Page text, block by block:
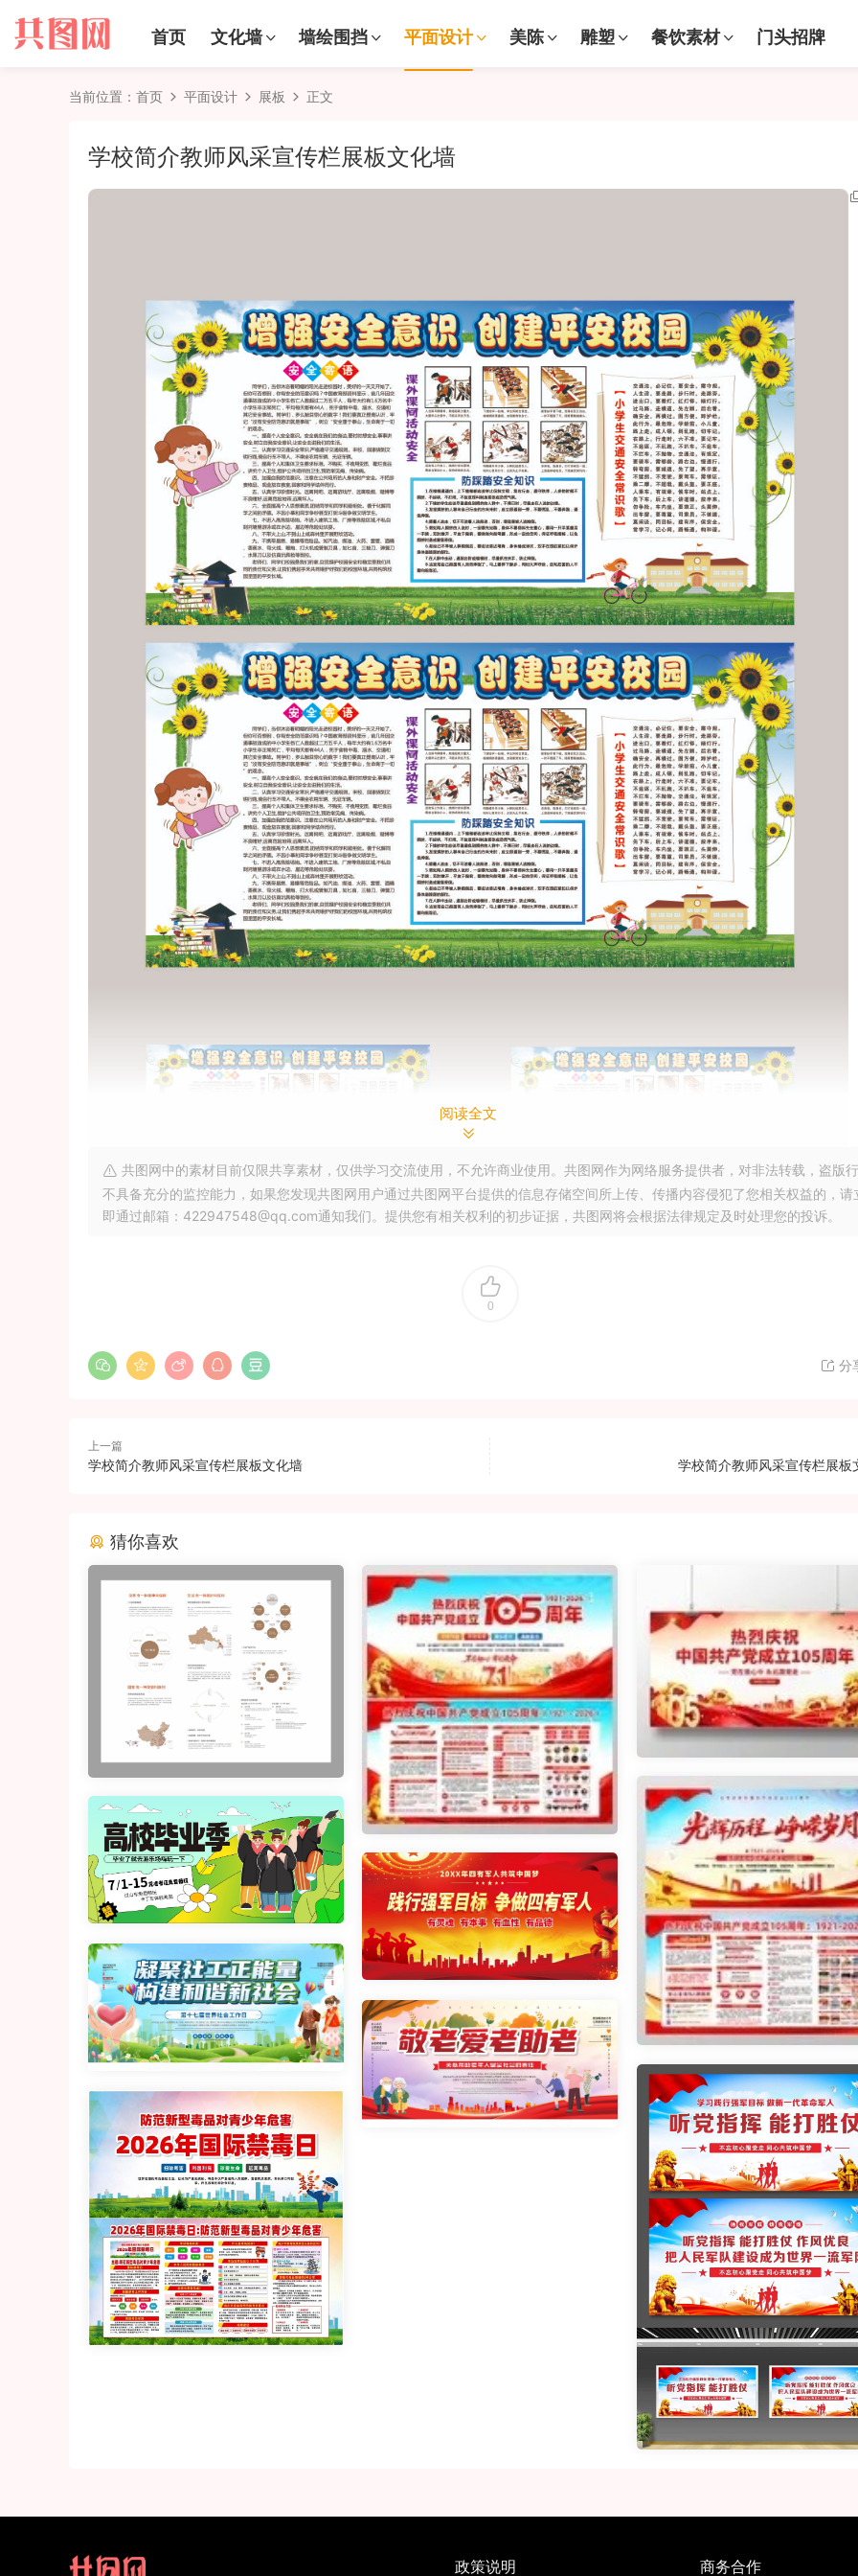
首页 文化墙 墙绘围挡 平面设计 美陈 雕塑 餐饮素材 门头招牌
当前位置： 首页 平面设计 展板 正文
学校简介教师风采宣传栏展板文化墙
阅读全文
共图网中的素材目前仅限共享素材，仅供学习交流使用，不允许商业使用。共图网作为网络服务提供者，对非法转载，盗版
不具备充分的监控能力，如果您发现共图网用户通过共图网平台提供的信息存储空间所上传、传播内容侵犯了您相关权益的，请
即通过邮箱：422947548@qq.com通知我们。提供您有相关权利的初步证据，共图网将会根据法律规定及时处理您的投诉。
0
分
上一篇
学校简介教师风采宣传栏展板文化墙 学校简介教师风采宣传栏展板
猜你喜欢
政策说明 商务合作